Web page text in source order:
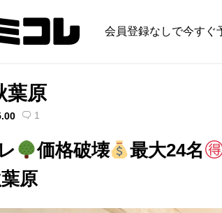
会員登録なしで今すぐ
葉原
 1
価格破壊 最大24名
原